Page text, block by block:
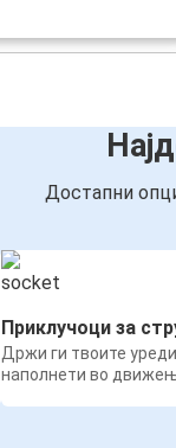
Достапни
Приклучоци за
Држи ги твоите уреди
наполнети во